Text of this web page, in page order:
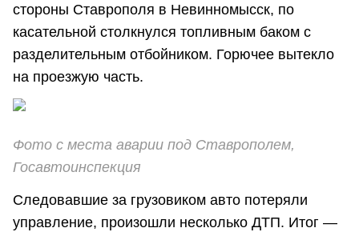
стороны Ставрополя в Невинномысск, по
касательной столкнулся топливным баком с
разделительным отбойником. Горючее вытекло
на проезжую часть.
Фото с места аварии под Ставрополем,
Госавтоинспекция
Следовавшие за грузовиком авто потеряли
управление, произошли несколько ДТП. Итог —